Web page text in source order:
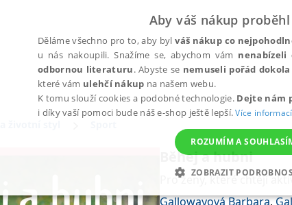
Běhej a hubni
Pro ženy, které chtějí
Gallowayová Barbara,
Aby váš nákup
Děláme všechno pro to, aby bylváš nákup co
u nás nakoupili. Snažíme se, abychom vám
odbornou literaturu. Abyste se nemuseli pořád
které vám ulehčí nákup na našem webu.
K tomu slouží cookies a podobné technologie. Dejte nám
i díky vaší pomoci bude náš e-shop ještě lepší.Více informací
ROZUMÍM A
ZOBRAZIT
NEZBYTNÉ ANALYTICKÉ MARKETINGOVÉ